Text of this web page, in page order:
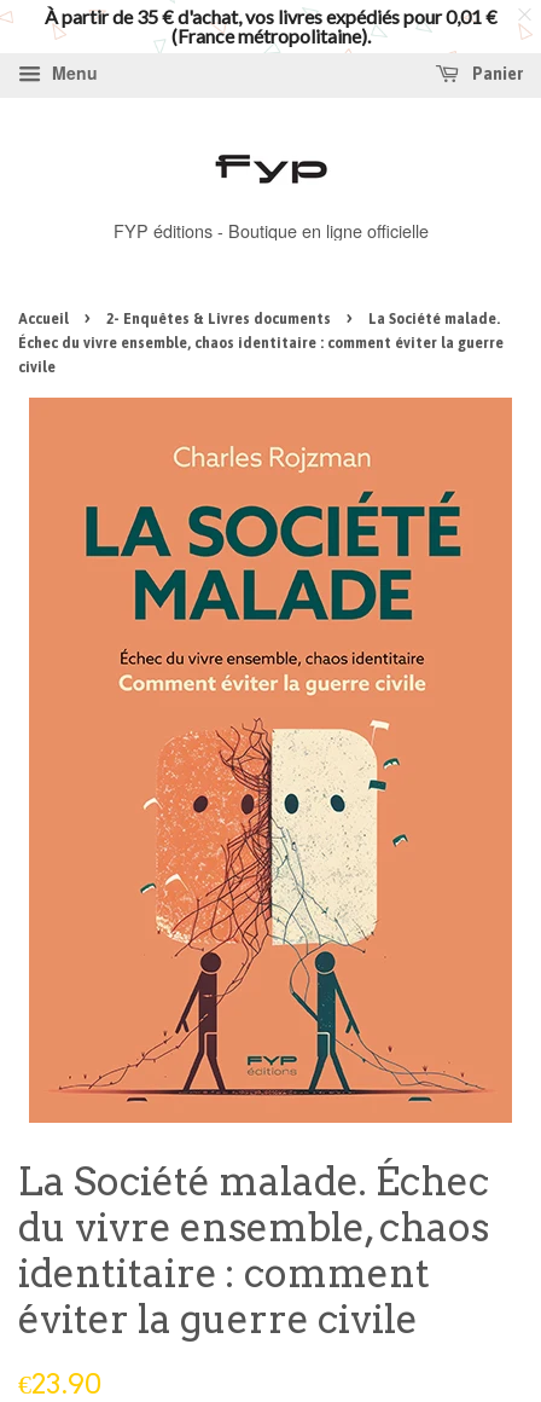
Menu Panier
FYP éditions - Boutique en ligne officielle
Accueil › 2- Enquêtes & Livres documents ›
La Société malade.
Échec du vivre ensemble, chaos identitaire : comment éviter la guerre
civile
La Société malade. Échec
du vivre ensemble, chaos
identitaire : comment
éviter la guerre civile
Prix
€23.90
À partir de 35 € d'achat, vos livres expédiés pour 0,01 €
(France métropolitaine).